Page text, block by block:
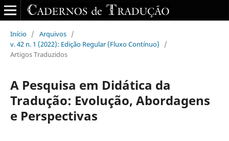
Início / Arquivos /
v. 42 n. 1 (2022): Edição Regular (Fluxo Contínuo)
/
Artigos Traduzidos
A Pesquisa em Didática da
Tradução: Evolução, Abordagens
e Perspectivas